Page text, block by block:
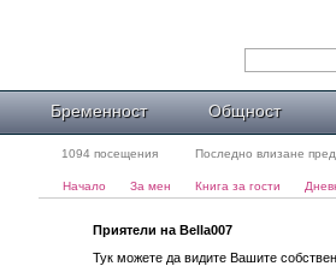
Бременност Общност
1094 посещения Последно влизане
Начало За мен Книга за гости
Приятели на Bella007
Тук можете да видите Вашите